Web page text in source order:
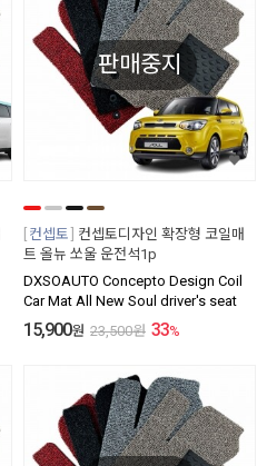
판매중지
컨셉토
컨셉토디자인 확장형 코일매
트 올뉴 쏘울 운전석1p
DXSOAUTO Concepto Design Coil
Car Mat All New Soul driver's seat
15,900원 23,500원 33%